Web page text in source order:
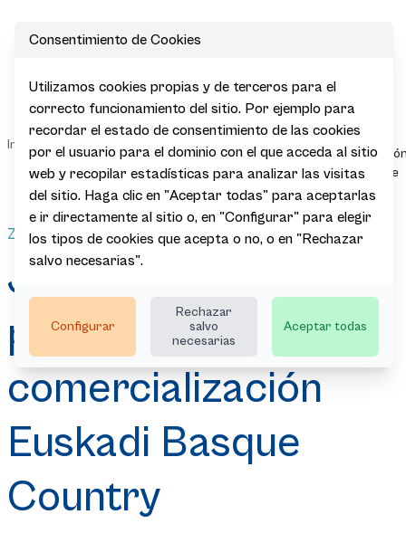
Inicio
Sala de
Prensa
Actualidad Agenda
Jornadas
directas
promoción y
Euskadi Basque
Country
Zúrich (SUIZA)
Jornadas directas
promoción y
comercialización
Euskadi Basque
Country
Consentimiento de Cookies
Utilizamos cookies propias y de terceros para el
correcto funcionamiento del sitio. Por ejemplo para
recordar el estado de consentimiento de las cookies
por el usuario para el dominio con el que acceda al sitio
web y recopilar estadísticas para analizar las visitas
del sitio. Haga clic en "Aceptar todas" para aceptarlas
e ir directamente al sitio o, en "Configurar" para elegir
los tipos de cookies que acepta o no, o en "Rechazar
salvo necesarias".
Configurar
Rechazar
salvo
necesarias
Aceptar todas